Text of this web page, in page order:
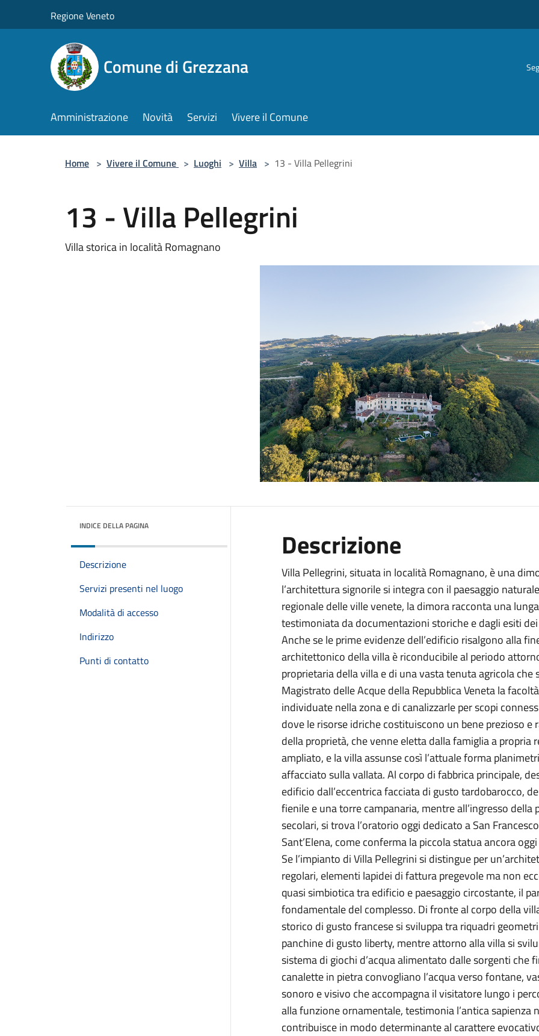
Regione Veneto
Comune di Grezzana
Amministrazione Novità Servizi Vivere il Comune
Home > Vivere il Comune > Luoghi > Villa > 13 - Villa Pellegrini
13 - Villa Pellegrini
Villa storica in località Romagnano
INDICE DELLA PAGINA
Descrizione
Servizi presenti nel luogo
Modalità di accesso
Indirizzo
Punti di contatto
Descrizione
Villa Pellegrini, situata in località Romagnano, è una
l’architettura signorile si integra con il paesaggio
regionale delle ville venete, la dimora racconta una
testimoniata da documentazioni storiche e dagli esiti
Anche se le prime evidenze dell’edificio risalgono alla
architettonico della villa è riconducibile al periodo
proprietaria della villa e di una vasta tenuta agricola
Magistrato delle Acque della Repubblica Veneta la
individuate nella zona e di canalizzarle per scopi
dove le risorse idriche costituiscono un bene prezioso
della proprietà, che venne eletta dalla famiglia a propria
ampliato, e la villa assunse così l’attuale forma
affacciato sulla vallata. Al corpo di fabbrica principale,
edificio dall’eccentrica facciata di gusto tardobarocco,
fienile e una torre campanaria, mentre all’ingresso
secolari, si trova l’oratorio oggi dedicato a San
Sant’Elena, come conferma la piccola statua ancora
Se l’impianto di Villa Pellegrini si distingue per
regolari, elementi lapidei di fattura pregevole ma non
quasi simbiotica tra edificio e paesaggio circostante, il
fondamentale del complesso. Di fronte al corpo della
storico di gusto francese si sviluppa tra riquadri
panchine di gusto liberty, mentre attorno alla villa si
sistema di giochi d’acqua alimentato dalle sorgenti che
canalette in pietra convogliano l’acqua verso fontane,
sonoro e visivo che accompagna il visitatore lungo i
alla funzione ornamentale, testimonia l’antica sapienza
contribuisce in modo determinante al carattere